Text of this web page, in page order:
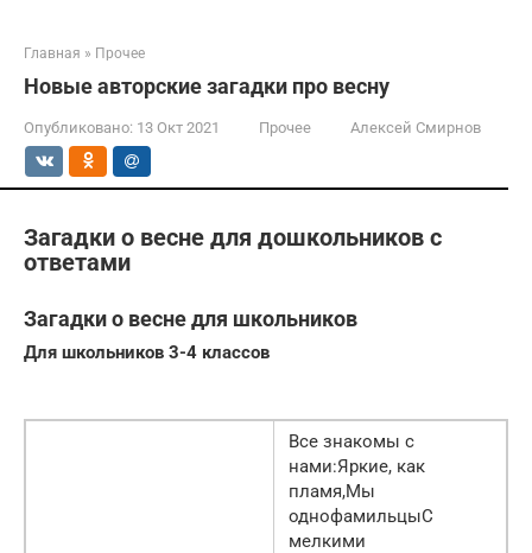
Главная » Прочее
Новые авторские загадки про весну
Опубликовано: 13 Окт 2021 Прочее Алексей Смирнов
Загадки о весне для дошкольников с
ответами
Загадки о весне для школьников
Для школьников 3-4 классов
Все знакомы с
нами:Яркие, как
пламя,Мы
однофамильцыС
мелкими